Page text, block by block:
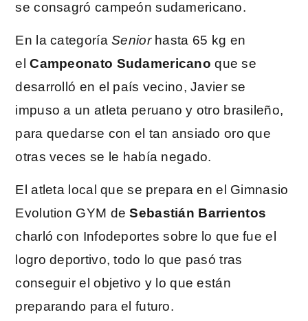
se consagró campeón sudamericano.
En la categoríaSeniorhasta 65 kg en
elCampeonato Sudamericano que se
desarrolló en el país vecino, Javier se
impuso a un atleta peruano y otro brasileño,
para quedarse con el tan ansiado oro que
otras veces se le había negado.
El atleta local que se prepara en el Gimnasio
Evolution GYM deSebastián Barrientos
charló con Infodeportes sobre lo que fue el
logro deportivo, todo lo que pasó tras
conseguir el objetivo y lo que están
preparando para el futuro.